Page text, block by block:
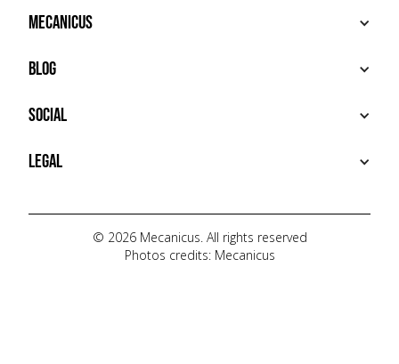
BUY
SELL
ADDITIONAL SERVICES
Mecanicus
ABOUT
HOUSE MECANICUS
CONTACT
Blog
NEWS
VIDÉOS
Social
INSTAGRAM
TIKTOK
YOUTUBE
Legal
PRIVACY POLICY
© 2026 Mecanicus. All rights reserved
Photos credits: Mecanicus